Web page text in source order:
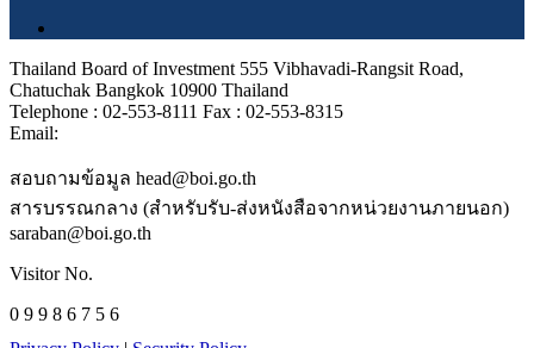
Thailand Board of Investment 555 Vibhavadi-Rangsit Road,
Chatuchak Bangkok 10900 Thailand
Telephone : 02-553-8111 Fax : 02-553-8315
Email:
สอบถามข้อมูล head@boi.go.th
สารบรรณกลาง (สำหรับรับ-ส่งหนังสือจากหน่วยงานภายนอก)
saraban@boi.go.th
Visitor No.
0 9 9 8 6 7 5 6